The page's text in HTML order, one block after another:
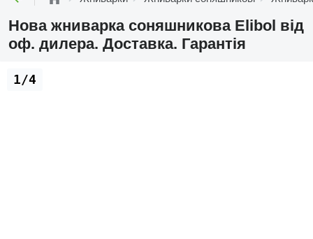
Нова жниварка соняшникова Elibol від
оф. дилера. Доставка. Гарантія
1/4